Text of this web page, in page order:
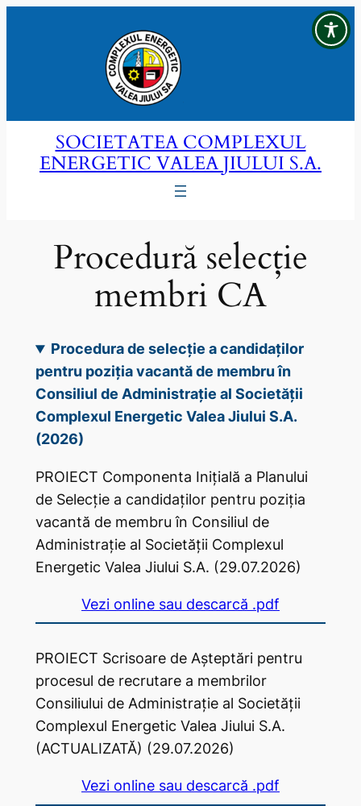
SOCIETATEA COMPLEXUL
ENERGETIC VALEA JIULUI S.A.
Procedură selecție
membri CA
Procedura de selecție a candidaților
pentru poziția vacantă de membru în
Consiliul de Administrație al Societății
Complexul Energetic Valea Jiului S.A.
(2026)
PROIECT Componenta Inițială a Planului
de Selecție a candidaților pentru poziția
vacantă de membru în Consiliul de
Administrație al Societății Complexul
Energetic Valea Jiului S.A. (29.07.2026)
Vezi online sau descarcă .pdf
PROIECT Scrisoare de Așteptări pentru
procesul de recrutare a membrilor
Consiliului de Administrație al Societății
Complexul Energetic Valea Jiului S.A.
(ACTUALIZATĂ) (29.07.2026)
Vezi online sau descarcă .pdf